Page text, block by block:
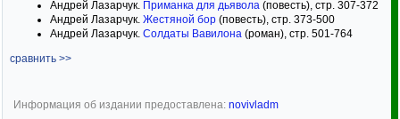
Андрей Лазарчук. Приманка для дьявола (повесть), стр. 307-372
Андрей Лазарчук. Жестяной бор (повесть), стр. 373-500
Андрей Лазарчук. Солдаты Вавилона (роман), стр. 501-764
сравнить >>
Информация об издании предоставлена: novivladm